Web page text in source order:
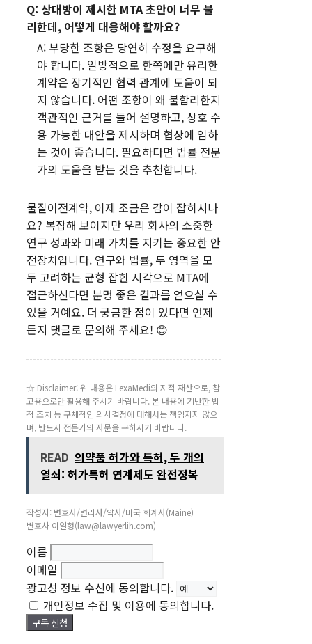
Q: 상대방이 제시한 MTA 초안이 너무 불
리한데, 어떻게 대응해야 할까요?
A: 부당한 조항은 당연히 수정을 요구해
야 합니다. 일방적으로 한쪽에만 유리한
계약은 장기적인 협력 관계에 도움이 되
지 않습니다. 어떤 조항이 왜 불합리한지
객관적인 근거를 들어 설명하고, 상호 수
용 가능한 대안을 제시하며 협상에 임하
는 것이 좋습니다. 필요하다면 법률 전문
가의 도움을 받는 것을 추천합니다.
물질이전계약, 이제 조금은 감이 잡히시나
요? 복잡해 보이지만 우리 회사의 소중한
연구 성과와 미래 가치를 지키는 중요한 안
전장치입니다. 연구와 법률, 두 영역을 모
두 고려하는 균형 잡힌 시각으로 MTA에
접근하신다면 분명 좋은 결과를 얻으실 수
있을 거예요. 더 궁금한 점이 있다면 언제
든지 댓글로 문의해 주세요! 😊
☆ Disclaimer: 위 내용은 LexaMedi의 지적 재산으로, 참
고용으로만 활용해 주시기 바랍니다. 본 내용에 기반한 법
적 조치 등 구체적인 의사결정에 대해서는 책임지지 않으
며, 반드시 전문가의 자문을 구하시기 바랍니다.
READ 의약품 허가와 특허, 두 개의
열쇠: 허가특허 연계제도 완전정복
작성자: 변호사/변리사/약사/미국 회계사(Maine)
변호사 이일형(law@lawyerlih.com)
이름
이메일
광고성 정보 수신에 동의합니다.
개인정보 수집 및 이용에 동의합니다.